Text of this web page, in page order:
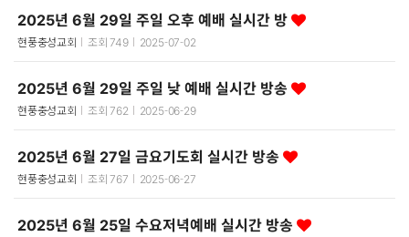
2025년 6월 29일 주일 오후 예배 실시간 방
현풍충성교회 조회749 2025-07-02
2025년 6월 29일 주일 낮 예배 실시간 방송
현풍충성교회 조회762 2025-06-29
2025년 6월 27일 금요기도회 실시간 방송
현풍충성교회 조회767 2025-06-27
2025년 6월 25일 수요저녁예배 실시간 방송